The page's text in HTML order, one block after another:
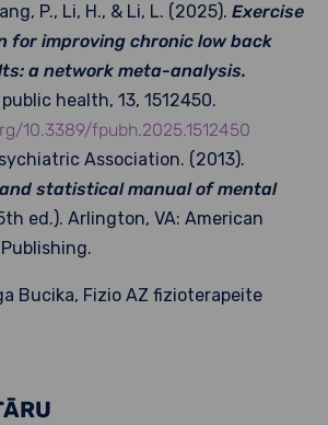
P., Li, H., & Li, L. (2025). Exercise
for improving chronic low back
a network meta-analysis.
health, 13, 1512450.
10.3389/fpubh.2025.1512450
Association. (2013).
statistical manual of mental
ed.). Arlington, VA: American
Bucika, Fizio AZ fizioterapeite